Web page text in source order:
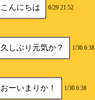
こんにちは 6/29 21:52
久しぶり元気か？ 1/30 6:38
おーいまりか！ 1/30 6:38